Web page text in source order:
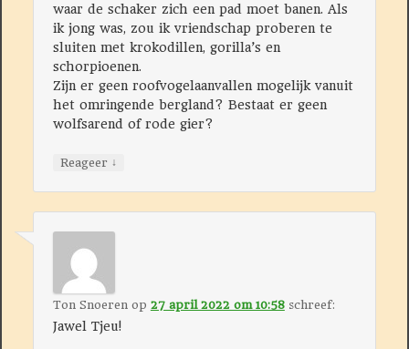
waar de schaker zich een pad moet banen. Als
ik jong was, zou ik vriendschap proberen te
sluiten met krokodillen, gorilla’s en
schorpioenen.
Zijn er geen roofvogelaanvallen mogelijk vanuit
het omringende bergland? Bestaat er geen
wolfsarend of rode gier?
Reageer ↓
Ton Snoerenop 27 april 2022 om 10:58 schreef:
Jawel Tjeu!